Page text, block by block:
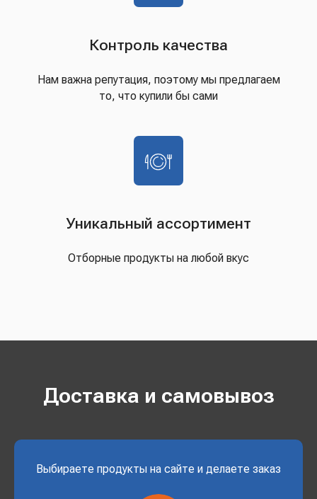
Контроль качества
Нам важна репутация, поэтому мы предлагаем
то, что купили бы сами
Уникальный ассортимент
Отборные продукты на любой вкус
Доставка и самовывоз
Выбираете продукты на сайте и делаете заказ